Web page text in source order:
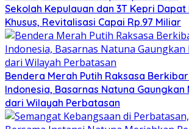
Sekolah Kepulauan dan 3T Kepri
Khusus, Revitalisasi Capai Rp.97 Miliar
Bendera Merah Putih Raksasa
Indonesia, Basarnas Natuna Gaungkan
dari Wilayah Perbatasan